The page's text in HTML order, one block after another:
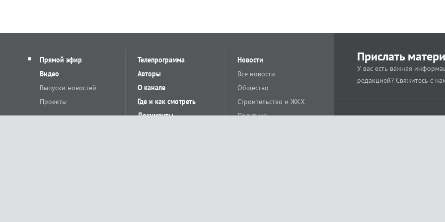
Прямой эфир
Видео
Выпуски новостей
Проекты
Телепрограмма
Авторы
О канале
Где и как смотреть
Документы
Новости
Все новости
Общество
Строительство и ЖКХ
Политика
Прислать
У вас есть важная
редакцией? Свяжитесь с